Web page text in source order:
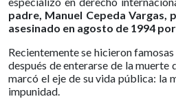
padre, Manuel Cepeda
asesinado en agosto de 1994
Recientemente se hicieron
después de enterarse de la muerte
marcó el eje de su vida pública: la
impunidad.